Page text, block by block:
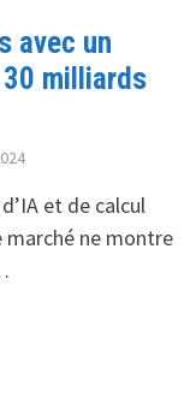
avec un
milliards
et de calcul
marché ne montre